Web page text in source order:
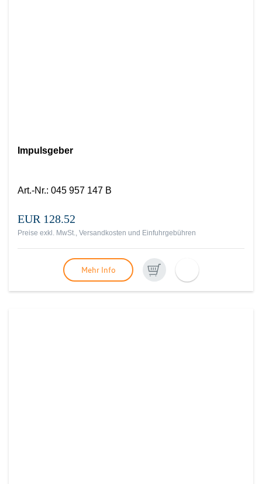
Impulsgeber
Art.-Nr.: 045 957 147 B
EUR 128.52
Preise exkl. MwSt., Versandkosten und Einfuhrgebühren
Mehr Info